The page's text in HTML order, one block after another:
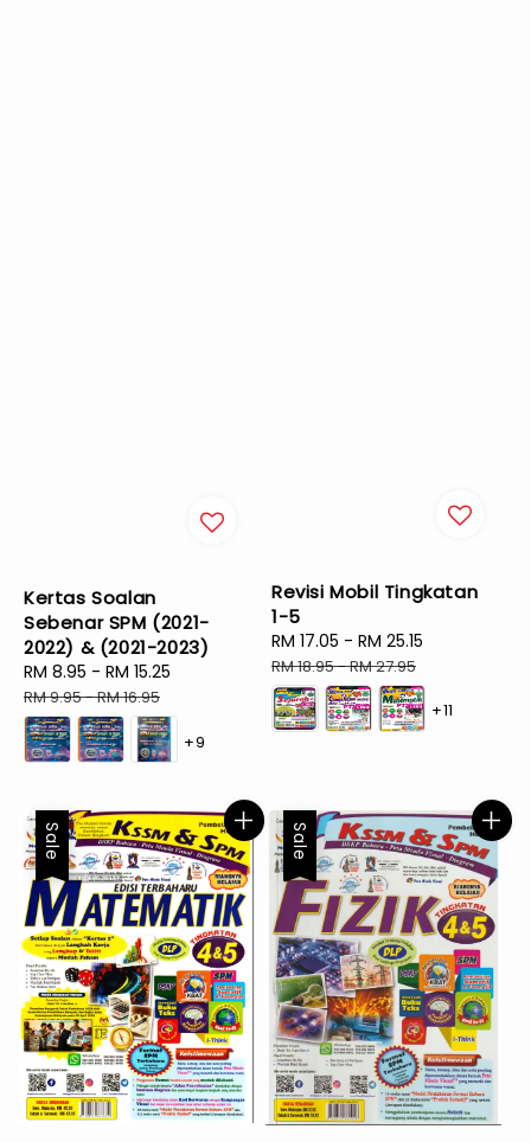
Kertas Soalan
Sebenar SPM (2021-
2022) & (2021-2023)
Sale
price
RM 8.95 - RM 15.25
RM 9.95-RM 16.95
+9
Revisi Mobil Tingkatan
1-5
Sale
price
RM 17.05 - RM 25.15
RM 18.95-RM 27.95
+11
Sale Sale